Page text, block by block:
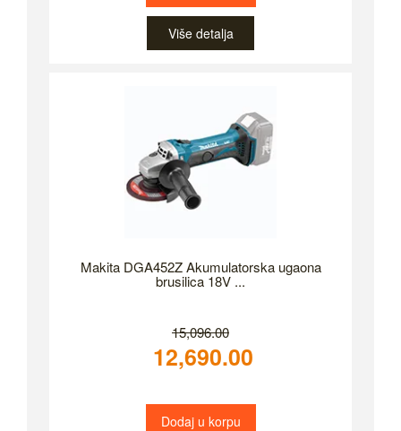
Više detalja
Makita DGA452Z Akumulatorska ugaona
brusilica 18V ...
15,096.00
12,690.00
Dodaj u korpu